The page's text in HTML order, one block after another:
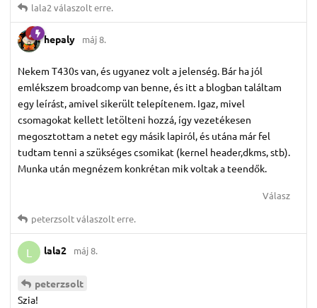
lala2 válaszolt erre.
hepaly máj 8.
Nekem T430s van, és ugyanez volt a jelenség. Bár ha jól
emlékszem broadcomp van benne, és itt a blogban találtam
egy leírást, amivel sikerült telepítenem. Igaz, mivel
csomagokat kellett letölteni hozzá, így vezetékesen
megosztottam a netet egy másik lapiról, és utána már fel
tudtam tenni a szükséges csomikat (kernel header,dkms, stb).
Munka után megnézem konkrétan mik voltak a teendők.
Válasz
peterzsoltválaszolt erre.
L lala2 máj 8.
peterzsolt
Szia!